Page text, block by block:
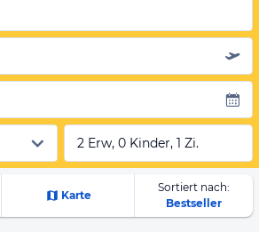
2 Erw, 0 Kinder, 1 Zi.
Karte
Sortiert nach:
Bestseller